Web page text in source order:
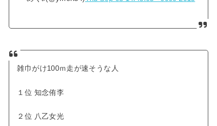
雑巾がけ100ｍ走が速そうな人
１位 知念侑李
２位 八乙女光